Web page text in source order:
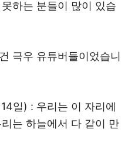
하는 분들이 많이 있습
극우 유튜버들이었습니
일) : 우리는 이 자리에
는 하늘에서 다 같이 만